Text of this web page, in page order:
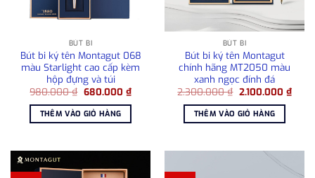
BÚT BI
Bút bi ký tên Montagut 068
màu Starlight cao cấp kèm
hộp đựng và túi
980.000₫ Giá
là:
980.000 ₫.
680.000 ₫Giá
hiện
680.000 ₫.
THÊM VÀO GIỎ HÀNG
BÚT BI
Bút bi ký tên Montagut
chính hãng MT2050 màu
xanh ngọc đính đá
2.300.000₫ Giá
là:
2.300.000 ₫.
2.100.000 ₫Giá
hiện
THÊM VÀO GIỎ HÀNG